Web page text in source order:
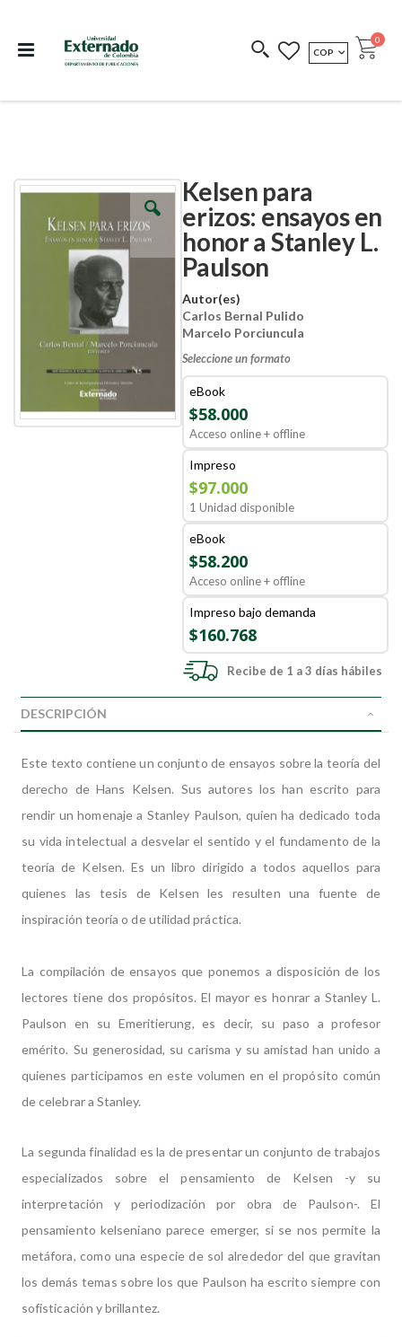
COEDICIONES REDIMIR CÓDIGO
MONEDA
COP Cart
0
Kelsen para
erizos: ensayos en
honor a Stanley L.
Paulson
Autor(es)
Carlos Bernal Pulido
Marcelo Porciuncula
Seleccione un formato
eBook
$58.000
Acceso online + offline
Impreso
$97.000
1 Unidad disponible
eBook
$58.200
Acceso online + offline
Impreso bajo demanda
$160.768
Recibe de 1 a 3 días hábiles
Skip
Skip
beginning
DESCRIPCIÓN
Este texto contiene un conjunto de ensayos sobre la teoría del
derecho de Hans Kelsen. Sus autores los han escrito para
rendir un homenaje a Stanley Paulson, quien ha dedicado toda
su vida intelectual a desvelar el sentido y el fundamento de la
teoría de Kelsen. Es un libro dirigido a todos aquellos para
quienes las tesis de Kelsen les resulten una fuente de
inspiración teoría o de utilidad práctica.
La compilación de ensayos que ponemos a disposición de los
lectores tiene dos propósitos. El mayor es honrar a Stanley L.
Paulson en su Emeritierung, es decir, su paso a profesor
emérito. Su generosidad, su carisma y su amistad han unido a
quienes participamos en este volumen en el propósito común
de celebrar a Stanley.
La segunda finalidad es la de presentar un conjunto de trabajos
especializados sobre el pensamiento de Kelsen -y su
interpretación y periodización por obra de Paulson-. El
pensamiento kelseniano parece emerger, si se nos permite la
metáfora, como una especie de sol alrededor del que gravitan
los demás temas sobre los que Paulson ha escrito siempre con
sofisticación y brillantez.